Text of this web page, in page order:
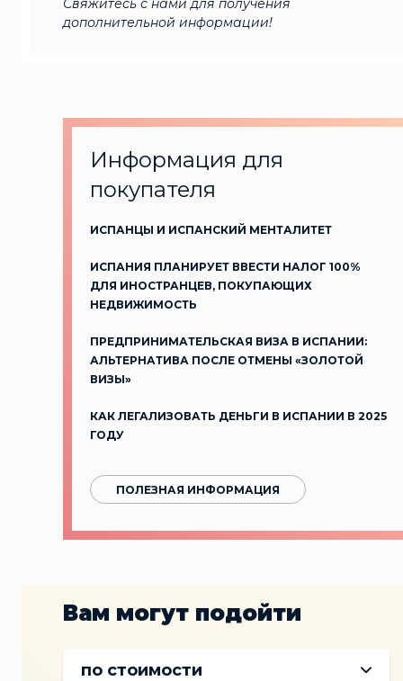
Свяжитесь с нами для получения
дополнительной информации!
Информация для
покупателя
ИСПАНЦЫ И ИСПАНСКИЙ МЕНТАЛИТЕТ
ИСПАНИЯ ПЛАНИРУЕТ ВВЕСТИ НАЛОГ 100%
ДЛЯ ИНОСТРАНЦЕВ, ПОКУПАЮЩИХ
НЕДВИЖИМОСТЬ
ПРЕДПРИНИМАТЕЛЬСКАЯ ВИЗА В ИСПАНИИ:
АЛЬТЕРНАТИВА ПОСЛЕ ОТМЕНЫ «ЗОЛОТОЙ
ВИЗЫ»
КАК ЛЕГАЛИЗОВАТЬ ДЕНЬГИ В ИСПАНИИ В 2025
ГОДУ
ПОЛЕЗНАЯ ИНФОРМАЦИЯ
Вам могут подойти
по стоимости